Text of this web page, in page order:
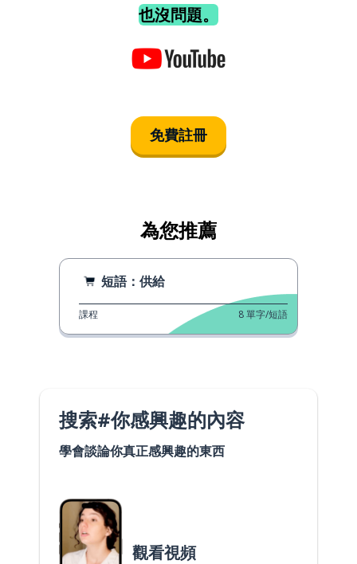
也沒問題。
免費註冊
為您推薦
短語：供給
課程 8單字/短語
搜索#你感興趣的內容
學會談論你真正感興趣的東西
觀看視頻